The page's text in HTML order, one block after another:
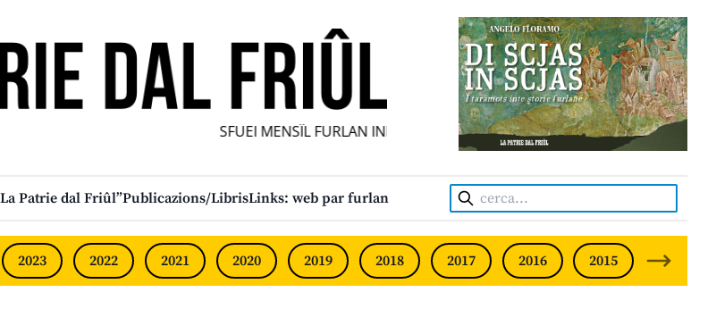
SFUEI MENSÎL FURLAN INDIPENDENT • INDEPENDENT FRIULIAN MONTHLY
Patrie dal Friûl”Publicazions/LibrisLinks: web par furlan Cerca:
2023 2022 2021 2020 2019 2018 2017 2016 2015 2014